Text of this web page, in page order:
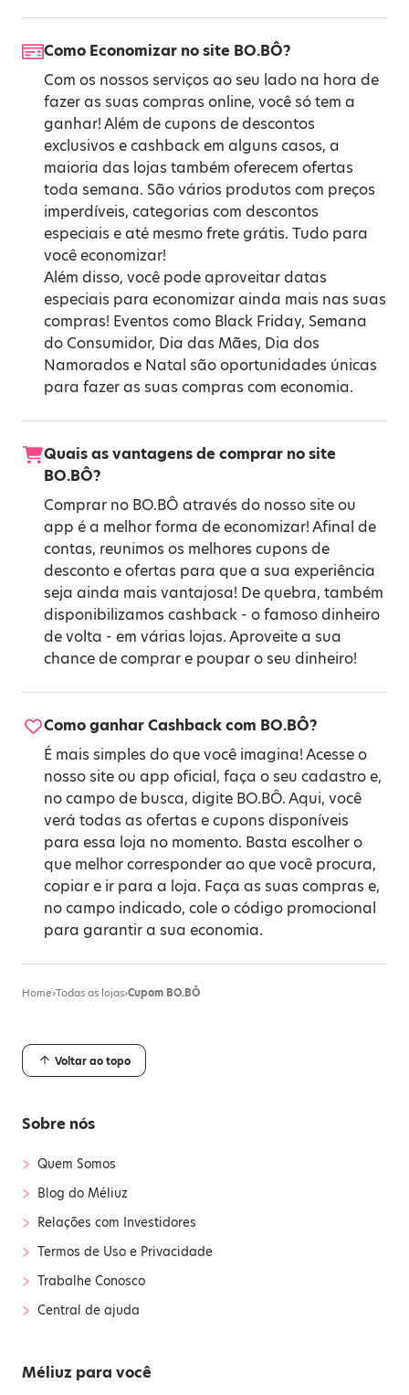
Como Economizar no site BO.BÔ?
Com os nossos serviços ao seu lado na hora de
fazer as suas compras online, você só tem a
ganhar! Além de cupons de descontos
exclusivos e cashback em alguns casos, a
maioria das lojas também oferecem ofertas
toda semana. São vários produtos com preços
imperdíveis, categorias com descontos
especiais e até mesmo frete grátis. Tudo para
você economizar!
Além disso, você pode aproveitar datas
especiais para economizar ainda mais nas suas
compras! Eventos como Black Friday, Semana
do Consumidor, Dia das Mães, Dia dos
Namorados e Natal são oportunidades únicas
para fazer as suas compras com economia.
Quais as vantagens de comprar no site
BO.BÔ?
Comprar no BO.BÔ através do nosso site ou
app é a melhor forma de economizar! Afinal de
contas, reunimos os melhores cupons de
desconto e ofertas para que a sua experiência
seja ainda mais vantajosa! De quebra, também
disponibilizamos cashback - o famoso dinheiro
de volta - em várias lojas. Aproveite a sua
chance de comprar e poupar o seu dinheiro!
Como ganhar Cashback com BO.BÔ?
É mais simples do que você imagina! Acesse o
nosso site ou app oficial, faça o seu cadastro e,
no campo de busca, digite BO.BÔ. Aqui, você
verá todas as ofertas e cupons disponíveis
para essa loja no momento. Basta escolher o
que melhor corresponder ao que você procura,
copiar e ir para a loja. Faça as suas compras e,
no campo indicado, cole o código promocional
para garantir a sua economia.
Home›Todas as lojas›Cupom BO.BÔ
Voltar ao topo
Sobre nós
› Quem Somos
› Blog do Méliuz
› Relações com Investidores
› Termos de Uso e Privacidade
› Trabalhe Conosco
› Central de ajuda
Méliuz para você